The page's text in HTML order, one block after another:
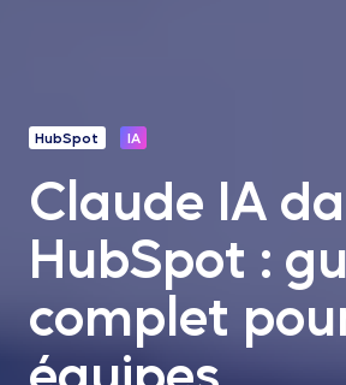
HubSpot IA
Claude IA
HubSpot :
complet